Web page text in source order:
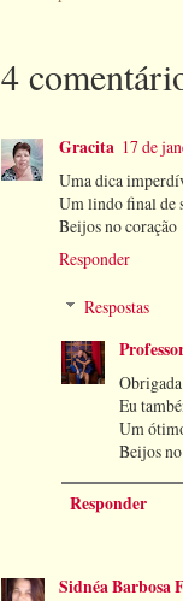
4
Gracita 17 de
Uma dica
Um lindo final de
Beijos no coração
Responder
Respostas
Eu
Um
Beijos
Responder
Sidnéa Barbosa